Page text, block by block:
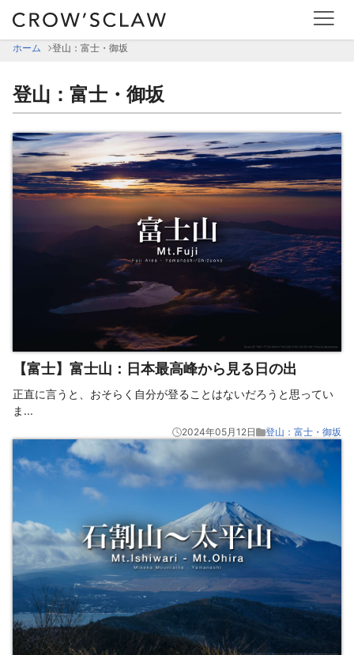
ホーム 登山：富士・御坂
登山：富士・御坂
【富士】富士山：日本最高峰から見る日の出
正直に言うと、おそらく自分が登ることはないだろうと思ってい
ま ...
2024年05月12日 登山：富士・御坂